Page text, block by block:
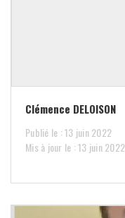
Clémence DELOISON
Publié le : 13 juin 2022
Mis à jour le : 13 juin 2022